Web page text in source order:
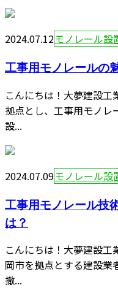
2024.07.12モノレール設
工事用モノレールの
こんにちは！大夢建設工
拠点とし、工事用モノレ
設...
2024.07.09モノレール設
工事用モノレール技
は？
こんにちは！大夢建設工
岡市を拠点とする建設業
撤...